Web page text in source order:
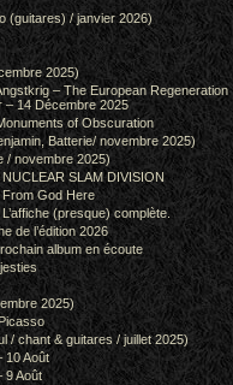
(guitares) / janvier 2026)
2025)
– The European Regeneration
– 14 Décembre 2025
of Obscuration
Batterie/ novembre 2025)
/ novembre 2025)
SLAM DIVISION
From God Here
(presque) complète.
de l’édition 2026
album en écoute
2025)
/ chant & guitares / juillet 2025)
10 Août
9 Août